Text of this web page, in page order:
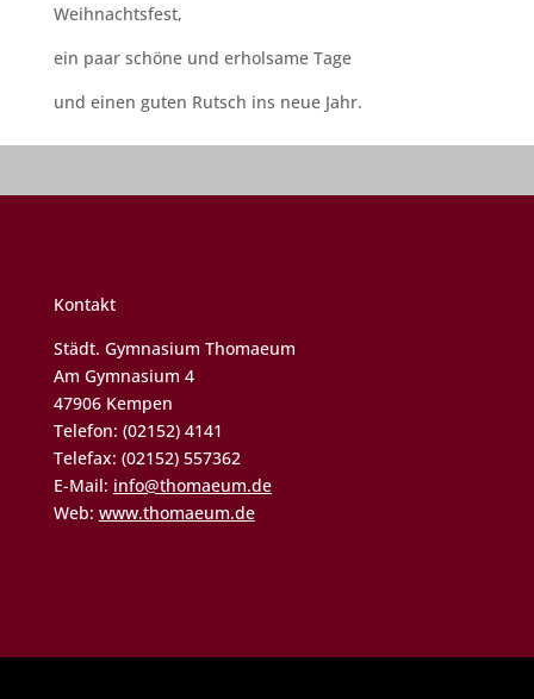
Weihnachtsfest,
ein paar schöne und erholsame Tage
und einen guten Rutsch ins neue Jahr.
Kontakt
Städt. Gymnasium Thomaeum
Am Gymnasium 4
47906 Kempen
Telefon: (02152) 4141
Telefax: (02152) 557362
E-Mail: info@thomaeum.de
Web: www.thomaeum.de